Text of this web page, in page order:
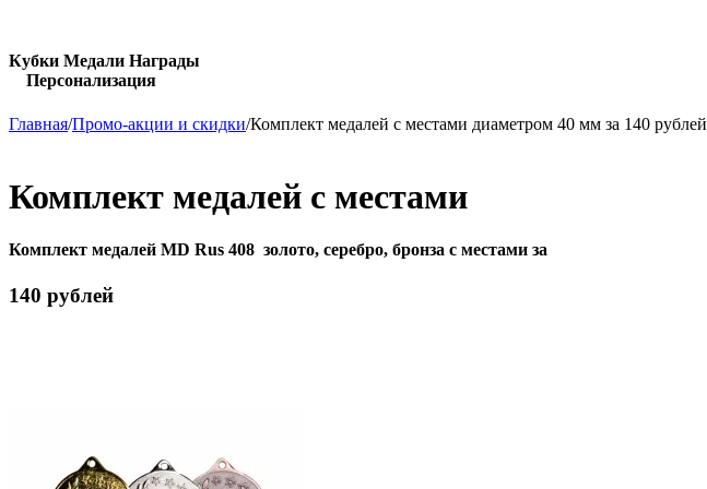
Кубки Медали Награды
Персонализация
Главная/Промо-акции и скидки/Комплект медалей с местами диаметром 40 мм за 140 рублей
Комплект медалей с местами
Комплект медалей MD Rus 408 золото, серебро, бронза с местами за
140 рублей